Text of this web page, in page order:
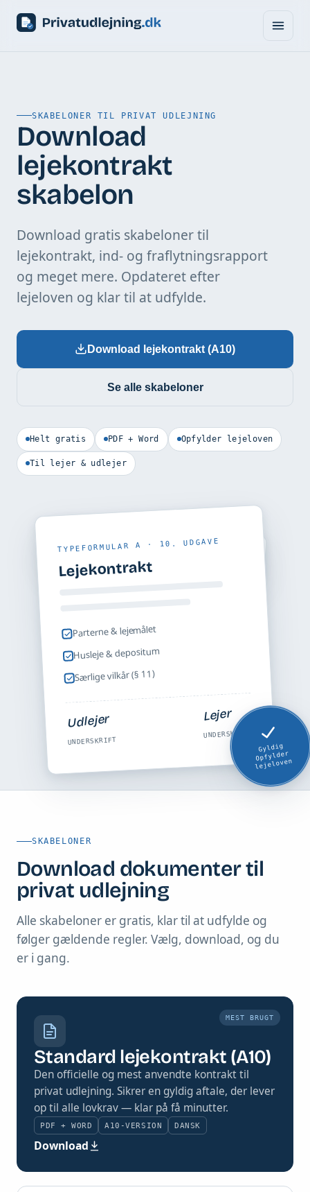
SKABELONER TIL PRIVAT UDLEJNING
Download
lejekontrakt
skabelon
Download gratis skabeloner til
lejekontrakt, ind- og fraflytningsrapport
og meget mere. Opdateret efter
lejeloven og klar til at udfylde.
Download lejekontrakt (A10)
Se alle skabeloner
Helt gratis PDF + Word Opfylder lejeloven
Til lejer & udlejer
TYPEFORMULAR A · 10. UDGAVE
Lejekontrakt
Parterne & lejemålet
Husleje & depositum
Særlige vilkår (§ 11)
Udlejer
UNDERSKRIFT
Lejer
UNDERSKRIFT
Gyldig
Opfylder
lejeloven
SKABELONER
Download dokumenter til
privat udlejning
Alle skabeloner er gratis, klar til at udfylde og
følger gældende regler. Vælg, download, og du
er i gang.
MEST BRUGT
Standard lejekontrakt (A10)
Den officielle og mest anvendte kontrakt til
privat udlejning. Sikrer en gyldig aftale, der lever
op til alle lovkrav — klar på få minutter.
PDF + WORD A10-VERSION DANSK
Download